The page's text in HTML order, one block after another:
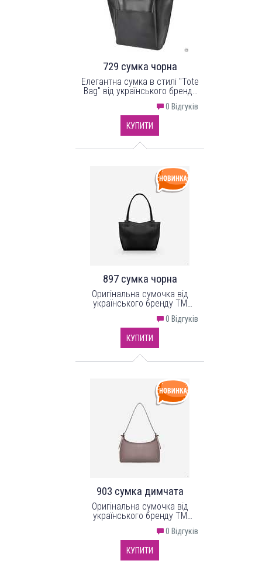
729 сумка чорна
Елегантна сумка в стилі "Tote
Bag" від українського бренду
високоякісного шкірзамінника
0 Відгуків
КУПИТИ
897 сумка чорна
Оригінальна сумочка від
українського бренду ТМ
шкірозамінника.0 Відгуків
КУПИТИ
903 сумка димчата
Оригінальна сумочка від
українського бренду ТМ
шкірозамінника.0 Відгуків
КУПИТИ